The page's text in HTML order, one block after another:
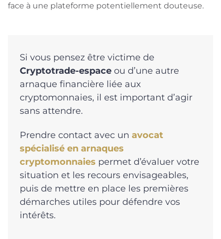
face à une plateforme potentiellement douteuse.
Si vous pensez être victime de
Cryptotrade-espace ou d’une autre
arnaque financière liée aux
cryptomonnaies, il est important d’agir
sans attendre.
Prendre contact avec un avocat
spécialisé en arnaques
cryptomonnaies permet d’évaluer votre
situation et les recours envisageables,
puis de mettre en place les premières
démarches utiles pour défendre vos
intérêts.